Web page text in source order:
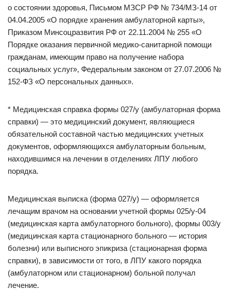
о состоянии здоровья, Письмом МЗСР РФ № 734/МЗ-14 от
04.04.2005 «О порядке хранения амбулаторной карты»,
Приказом Минсоцразвития РФ от 22.11.2004 № 255 «О
Порядке оказания первичной медико-санитарной помощи
гражданам, имеющим право на получение набора
социальных услуг», Федеральным законом от 27.07.2006 №
152-ФЗ «О персональных данных».
* Медицинская справка формы 027/у (амбулаторная форма
справки) — это медицинский документ, являющиеся
обязательной составной частью медицинских учетных
документов, оформляющихся амбулаторным больным,
находившимся на лечении в отделениях ЛПУ любого
порядка.
Медицинская выписка (форма 027/у) — оформляется
лечащим врачом на основании учетной формы 025/у-04
(медицинская карта амбулаторного больного), формы 003/у
(медицинская карта стационарного больного — история
болезни) или выписного эпикриза (стационарная форма
справки), в зависимости от того, в ЛПУ какого порядка
(амбулаторном или стационарном) больной получал
лечение.